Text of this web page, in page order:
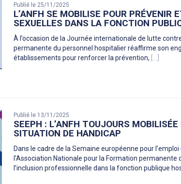
Publié le 25/11/2025
L’ANFH SE MOBILISE POUR
SEXUELLES DANS LA FONCTION
À l’occasion de la Journée internationale de lutte
permanente du personnel hospitalier réaffirme son
établissements pour renforcer la prévention, [...]
Publié le 13/11/2025
SEEPH : L’ANFH TOUJOURS
SITUATION DE HANDICAP
Dans le cadre de la Semaine européenne pour
l’Association Nationale pour la Formation
l’inclusion professionnelle dans la fonction publique